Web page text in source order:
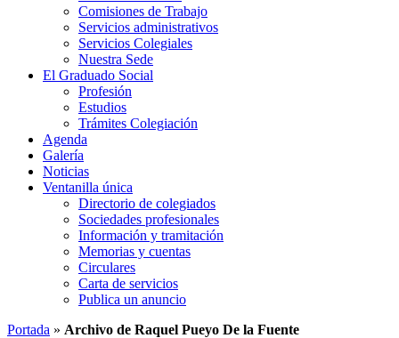
Comisiones de Trabajo
Servicios administrativos
Servicios Colegiales
Nuestra Sede
El Graduado Social
Profesión
Estudios
Trámites Colegiación
Agenda
Galería
Noticias
Ventanilla única
Directorio de colegiados
Sociedades profesionales
Información y tramitación
Memorias y cuentas
Circulares
Carta de servicios
Publica un anuncio
Portada » Archivo de Raquel Pueyo De la Fuente